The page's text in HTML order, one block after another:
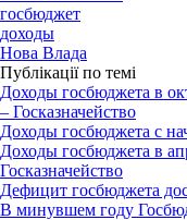
госбюджет
доходы
Нова Влада
Публікації по темі
Доходы госбюджета в
– Госказначейство
Доходы госбюджета с
Доходы госбюджета в
Госказначейство
Дефицит госбюджета
В минувшем году